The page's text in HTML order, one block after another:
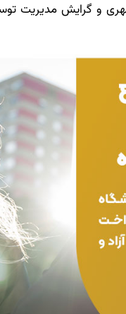
و گرایش مدیریت